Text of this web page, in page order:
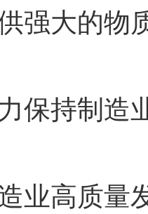
强大的物
持制造
高质量